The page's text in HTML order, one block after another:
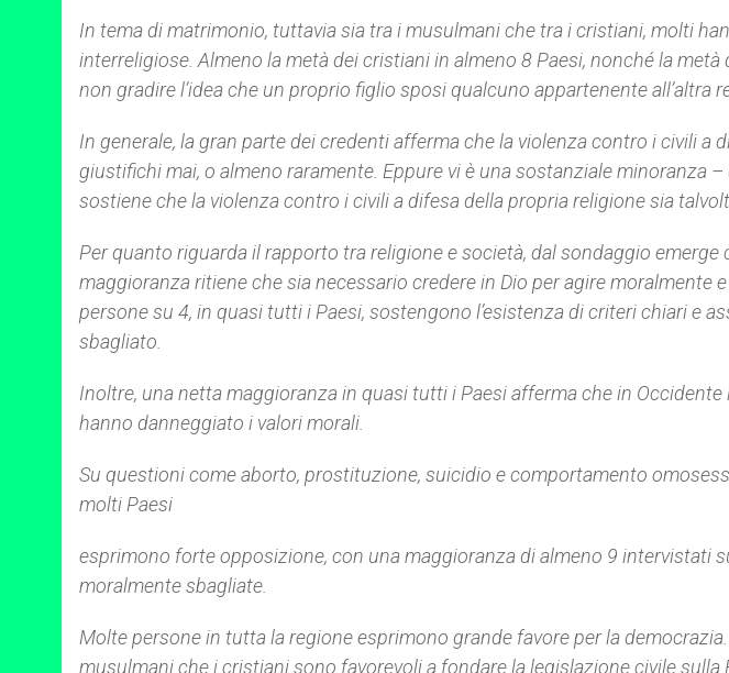
In tema di matrimonio, tuttavia sia tra i musulmani che tra i cristiani, molti
interreligiose. Almeno la metà dei cristiani in almeno 8 Paesi, nonché la
non gradire l’idea che un proprio figlio sposi qualcuno appartenente all’altra
In generale, la gran parte dei credenti afferma che la violenza contro i civili a
giustifichi mai, o almeno raramente. Eppure vi è una sostanziale minoranza
sostiene che la violenza contro i civili a difesa della propria religione sia
Per quanto riguarda il rapporto tra religione e società, dal sondaggio
maggioranza ritiene che sia necessario credere in Dio per agire moralmente
persone su 4, in quasi tutti i Paesi, sostengono l’esistenza di criteri chiari e
sbagliato.
Inoltre, una netta maggioranza in quasi tutti i Paesi afferma che in Occidente
hanno danneggiato i valori morali.
Su questioni come aborto, prostituzione, suicidio e comportamento
molti Paesi
esprimono forte opposizione, con una maggioranza di almeno 9 intervistati
moralmente sbagliate.
Molte persone in tutta la regione esprimono grande favore per la
musulmani che i cristiani sono favorevoli a fondare la legislazione civile sulla